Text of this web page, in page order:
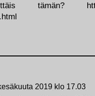
tämän? https://
2019 klo 17.03